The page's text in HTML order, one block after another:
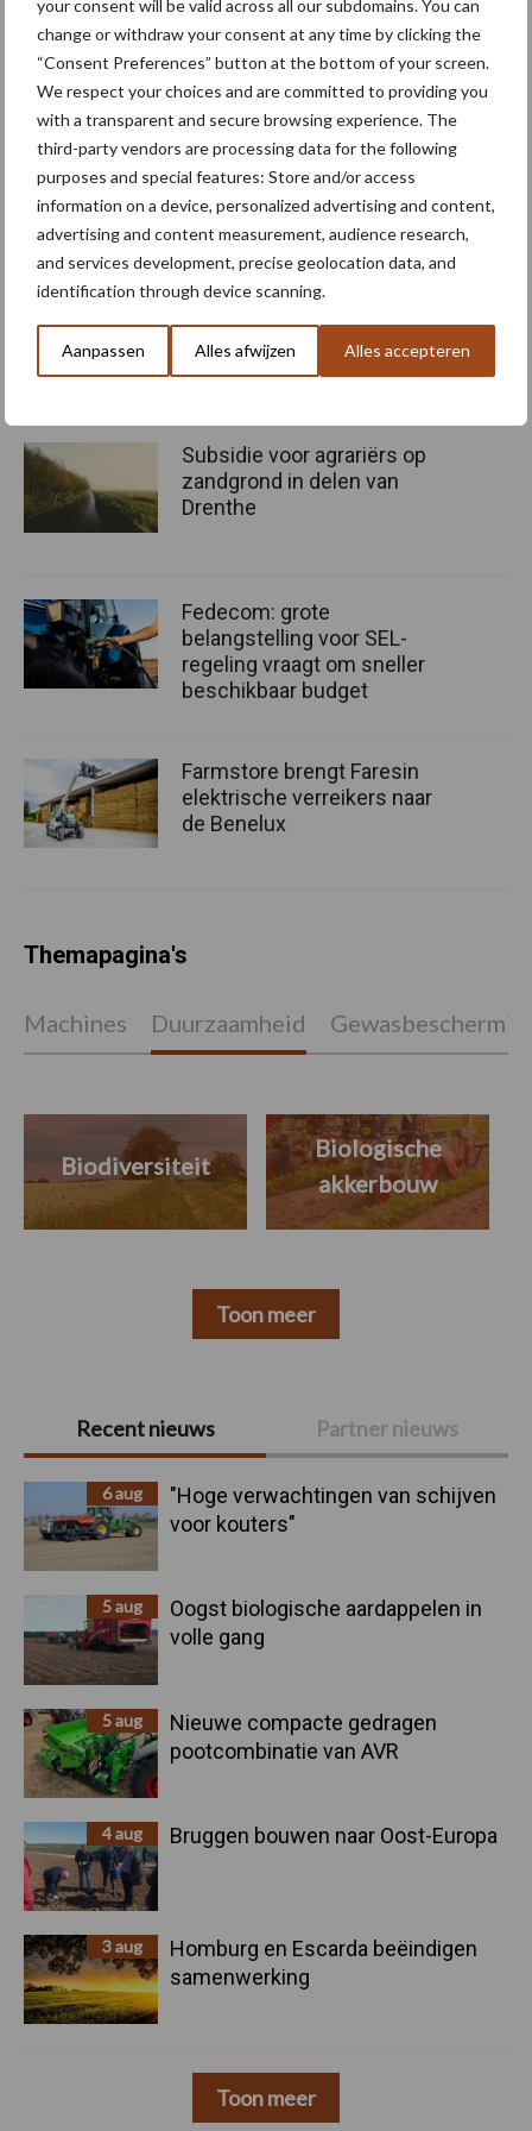
your consent will be valid across all our subdomains. You can
change or withdraw your consent at any time by clicking the
“Consent Preferences” button at the bottom of your screen.
We respect your choices and are committed to providing you
with a transparent and secure browsing experience. The
third-party vendors are processing data for the following
purposes and special features: Store and/or access
information on a device, personalized advertising and content,
advertising and content measurement, audience research,
and services development, precise geolocation data, and
identification through device scanning.
Aanpassen Alles afwijzen Alles accepteren
hun verzekeringsvoorwaarden. “Het blijft belangrijk om vooraf de
verzekeringsvoorwaarden op te vragen bij uw verzekeraar. Veelal
zal deze verwijzen naar een onafhankelijk Scope 12 keuring en
ook een constructieberekening t.a.v. de sterkte van het dak.
Daarnaast wordt er in sommige gevallen extra eisen gesteld
aangaande brandveiligheid en dergelijke. Neem de
verzekeringsvoorwaarden mee in het overleg met uw
installateur”, aldus Joan van den Heuvel, Projectleider Energie bij
Bron:DLV Advies
Primaire
Sidebar
Recent nieuws Partner nieuws
6 aug
"Hoge verwachtingen van schijven
voor kouters"
5 aug
Oogst biologische aardappelen in
volle gang
5 aug
Nieuwe compacte gedragen
pootcombinatie van AVR
4 aug Bruggen bouwen naar Oost-Europa
3 aug
Homburg en Escarda beëindigen
samenwerking
Toon meer
Aanbevolen voor jou! subsidie
akkerbouw
Subsidie voor agrariërs op
zandgrond in delen van
Drenthe
Fedecom: grote
belangstelling voor SEL-
regeling vraagt om sneller
beschikbaar budget
Farmstore brengt Faresin
elektrische verreikers naar
de Benelux
Themapagina's
Machines Duurzaamheid
Biodiversiteit
Biologische
akkerbouw
Toon meer